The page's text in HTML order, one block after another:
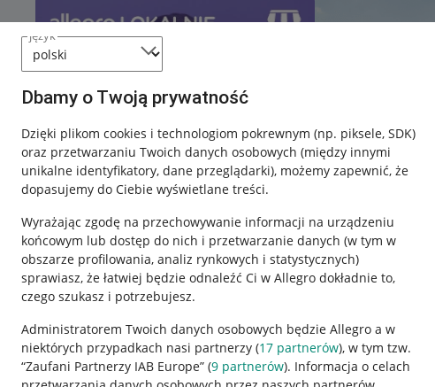
język
Dbamy o Twoją prywatność
Dzięki plikom cookies i technologiom pokrewnym (np. piksele, SDK)
oraz przetwarzaniu Twoich danych osobowych (między innymi
unikalne identyfikatory, dane przeglądarki), możemy zapewnić, że
dopasujemy do Ciebie wyświetlane treści.
Wyrażając zgodę na przechowywanie informacji na urządzeniu
końcowym lub dostęp do nich i przetwarzanie danych (w tym w
obszarze profilowania, analiz rynkowych i statystycznych)
sprawiasz, że łatwiej będzie odnaleźć Ci w Allegro dokładnie to,
czego szukasz i potrzebujesz.
Administratorem Twoich danych osobowych będzie Allegro a w
niektórych przypadkach nasi partnerzy (17 partnerów), w tym tzw.
“Zaufani Partnerzy IAB Europe” (9 partnerów). Informacja o celach
Przydatne informacje
Jak to działa
Napisz do nas
Regulamin
Polityka plików